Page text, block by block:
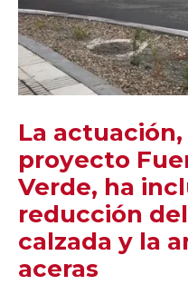
La
proyecto
Verde, ha
reducción
calzada y la
aceras